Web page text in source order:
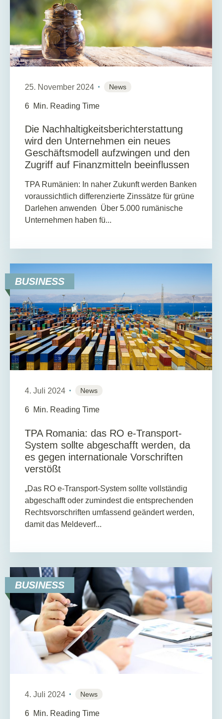
25. November 2024 News
6 Min. Reading Time
Die Nachhaltigkeitsberichterstattung
wird den Unternehmen ein neues
Geschäftsmodell aufzwingen und den
Zugriff auf Finanzmitteln beeinflussen
TPA Rumänien: In naher Zukunft werden Banken
voraussichtlich differenzierte Zinssätze für grüne
Darlehen anwenden Über 5.000 rumänische
Unternehmen haben fü...
BUSINESS
4. Juli 2024 News
6 Min. Reading Time
TPA Romania: das RO e-Transport-
System sollte abgeschafft werden, da
es gegen internationale Vorschriften
verstößt
„Das RO e-Transport-System sollte vollständig
abgeschafft oder zumindest die entsprechenden
Rechtsvorschriften umfassend geändert werden,
damit das Meldeverf...
BUSINESS
4. Juli 2024 News
6 Min. Reading Time